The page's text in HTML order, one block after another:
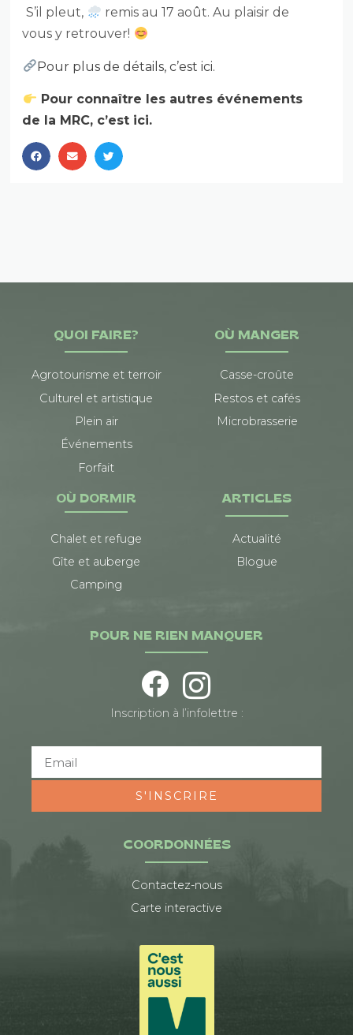
S’il pleut,
remis au 17 août. Au plaisir de
vous y retrouver!
Pour plus de détails, c’est ici.
Pour connaître les autres événements
de la MRC, c’est ici.
QUOI FAIRE?
Agrotourisme et terroir
Culturel et artistique
Plein air
Événements
Forfait
OÙ MANGER
Casse-croûte
Restos et cafés
Microbrasserie
OÙ DORMIR
Chalet et refuge
Gîte et auberge
Camping
ARTICLES
Actualité
Blogue
COORDONNÉES
Contactez-nous
Carte interactive
POUR NE RIEN MANQUER
Inscription à l’infolettre :
S'INSCRIRE